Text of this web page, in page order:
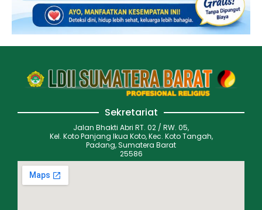
Sekretariat
Jalan Bhakti Abri RT. 02 / RW. 05,
Kel. Koto Panjang Ikua Koto, Kec. Koto Tangah,
Padang, Sumatera Barat
25586